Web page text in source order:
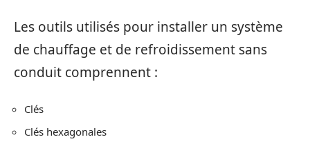
Les outils utilisés pour installer un système
de chauffage et de refroidissement sans
conduit comprennent :
Clés
Clés hexagonales